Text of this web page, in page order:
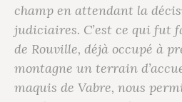
champ en attendant la
judiciaires. C’est ce qui fut
de Rouville, déjà occupé à
montagne un terrain
maquis de Vabre, nous